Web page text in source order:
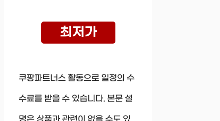
최저가
쿠팡파트너스 활동으로 일정의 수
수료를 받을 수 있습니다. 본문 설